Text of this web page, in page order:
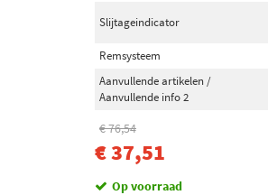
Slijtageindicator
Remsysteem
Aanvullende artikelen /
Aanvullende info 2
€ 76,54
€ 37,51
Op voorraad